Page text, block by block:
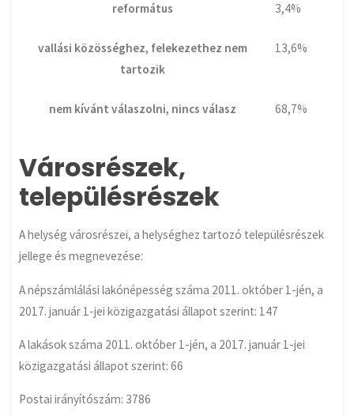
református 3,4%
vallási közösséghez, felekezethez nem
tartozik
13,6%
nem kívánt válaszolni, nincs válasz 68,7%
Városrészek,
településrészek
A helység városrészei, a helységhez tartozó településrészek
jellege és megnevezése:
A népszámlálási lakónépesség száma 2011. október 1-jén, a
2017. január 1-jei közigazgatási állapot szerint: 147
A lakások száma 2011. október 1-jén, a 2017. január 1-jei
közigazgatási állapot szerint: 66
Postai irányítószám: 3786